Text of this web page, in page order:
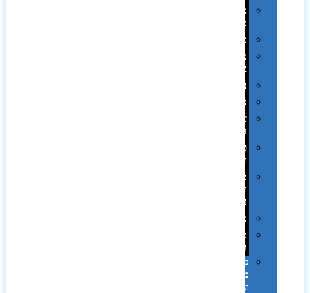
מחזיקי
מפתחות
משחקים
מתנה
בפחית
נסיעות
ספורט
על
השולחן…
פינוק
וספא
מזוודות
ותיקי
נסיעות
מטריות
מוצרי
חוף
סביבת
מחשב
וציוד